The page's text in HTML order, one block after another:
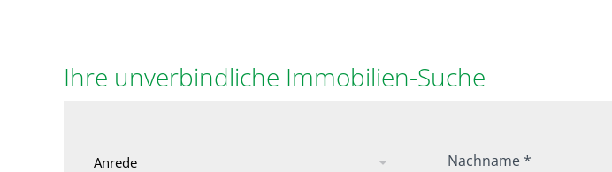
Ihre unverbindliche Immobilien-Suche
Nachname *